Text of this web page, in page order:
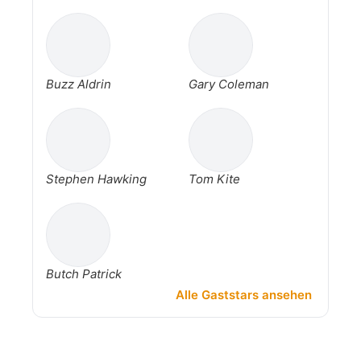
Buzz Aldrin Gary Coleman
Stephen Hawking Tom Kite
Butch Patrick
Alle Gaststars ansehen